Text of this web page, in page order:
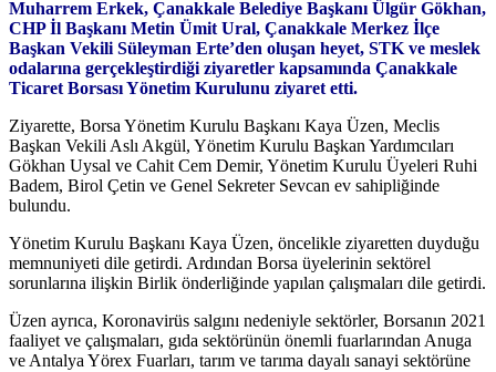
Muharrem Erkek, Çanakkale Belediye Başkanı Ülgür Gökhan,
CHP İl Başkanı Metin Ümit Ural, Çanakkale Merkez İlçe
Başkan Vekili Süleyman Erte’den oluşan heyet, STK ve meslek
odalarına gerçekleştirdiği ziyaretler kapsamında Çanakkale
Ticaret Borsası Yönetim Kurulunu ziyaret etti.
Ziyarette, Borsa Yönetim Kurulu Başkanı Kaya Üzen, Meclis
Başkan Vekili Aslı Akgül, Yönetim Kurulu Başkan Yardımcıları
Gökhan Uysal ve Cahit Cem Demir, Yönetim Kurulu Üyeleri Ruhi
Badem, Birol Çetin ve Genel Sekreter Sevcan ev sahipliğinde
bulundu.
Yönetim Kurulu Başkanı Kaya Üzen, öncelikle ziyaretten duyduğu
memnuniyeti dile getirdi. Ardından Borsa üyelerinin sektörel
sorunlarına ilişkin Birlik önderliğinde yapılan çalışmaları dile getirdi.
Üzen ayrıca, Koronavirüs salgını nedeniyle sektörler, Borsanın 2021
faaliyet ve çalışmaları, gıda sektörünün önemli fuarlarından Anuga
ve Antalya Yörex Fuarları, tarım ve tarıma dayalı sanayi sektörüne